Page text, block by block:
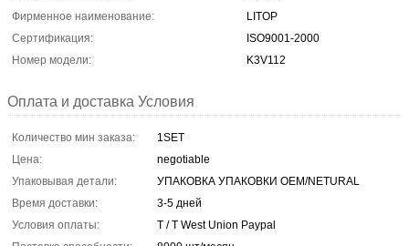
Фирменное наименование:
LITOP
Сертификация:
ISO9001-2000
Номер модели:
K3V112
Оплата и доставка Условия
Количество мин заказа:
1SET
Цена:
negotiable
Упаковывая детали:
УПАКОВКА УПАКОВКИ OEM/NETURAL
Время доставки:
3-5 дней
Условия оплаты:
T / T West Union Paypal